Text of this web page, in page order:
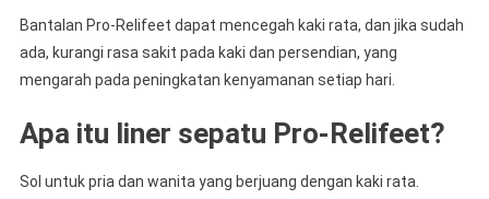
Bantalan Pro-Relifeet dapat mencegah kaki rata, dan jika sudah
ada, kurangi rasa sakit pada kaki dan persendian, yang
mengarah pada peningkatan kenyamanan setiap hari.
Apa itu liner sepatu Pro-Relifeet?
Sol untuk pria dan wanita yang berjuang dengan kaki rata.